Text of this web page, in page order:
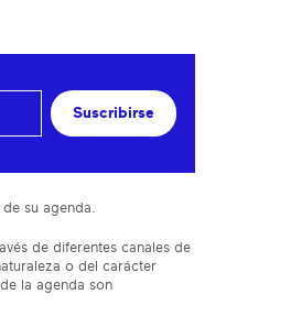
Suscribirse
su agenda.
de diferentes canales de
o del carácter
la agenda son